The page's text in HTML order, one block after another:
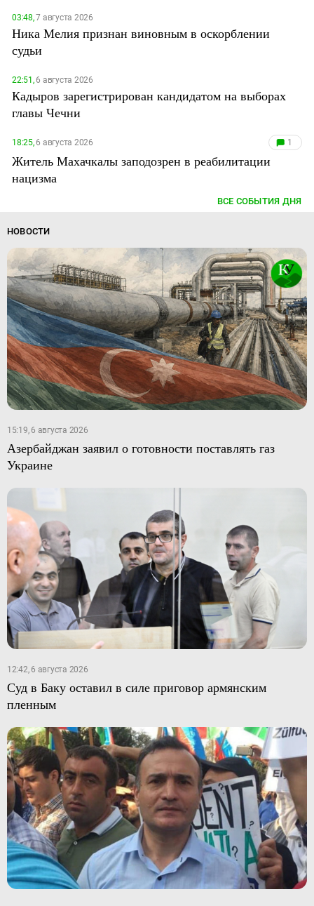
03:48,7 августа 2026
Ника Мелия признан виновным в оскорблении
судьи
22:51,6 августа 2026
Кадыров зарегистрирован кандидатом на выборах
главы Чечни
18:25,6 августа 2026 1
Житель Махачкалы заподозрен в реабилитации
нацизма
ВСЕ СОБЫТИЯ ДНЯ
НОВОСТИ
15:19, 6 августа 2026
Азербайджан заявил о готовности поставлять газ
Украине
12:42, 6 августа 2026
Суд в Баку оставил в силе приговор армянским
пленным